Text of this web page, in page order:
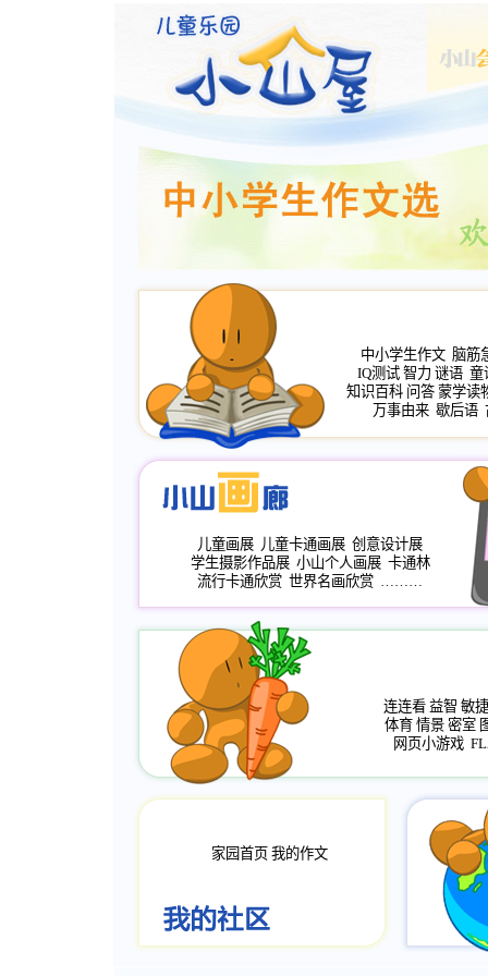
中小学生作文 脑筋
IQ测试 智力 谜语 童
知识百科 问答 蒙学读
万事由来 歇后语
儿童画展 儿童卡通画展 创意设计展
学生摄影作品展 小山个人画展 卡通林
流行卡通欣赏 世界名画欣赏 ………
连连看 益智 敏捷
体育 情景 密室
网页小游戏
家园首页 我的作文